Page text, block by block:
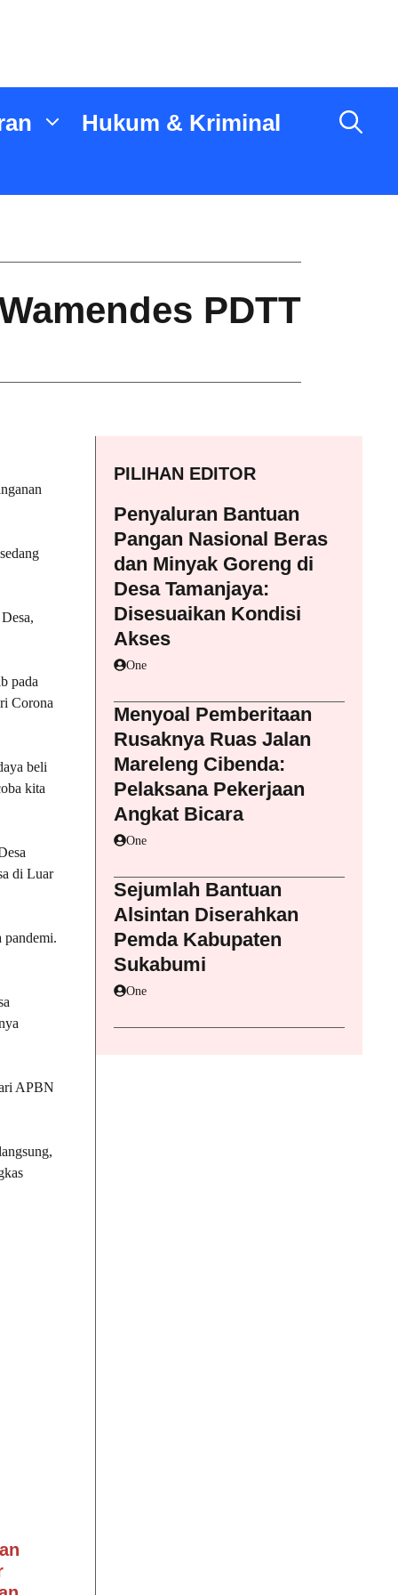
Hukum & Kriminal
PDTT
pada
Corona
beli
kita
di Luar
pandemi.
APBN
PILIHAN EDITOR
Penyaluran Bantuan
Pangan Nasional Beras
dan Minyak Goreng di
Desa Tamanjaya:
Disesuaikan Kondisi
Akses
One
Menyoal Pemberitaan
Rusaknya Ruas Jalan
Mareleng Cibenda:
Pelaksana Pekerjaan
Angkat Bicara
One
Sejumlah Bantuan
Alsintan Diserahkan
Pemda Kabupaten
Sukabumi
One